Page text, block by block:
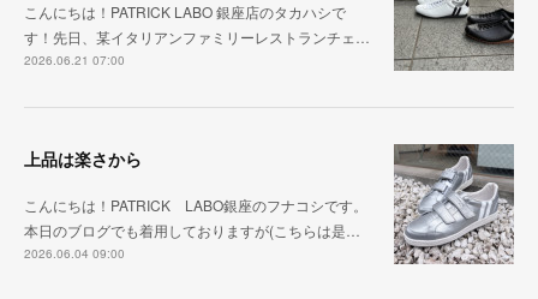
こんにちは！PATRICK LABO 銀座店のタカハシで
す！先日、某イタリアンファミリーレストランチェ…
2026.06.21 07:00
上品は楽さから
こんにちは！PATRICK LABO銀座のフナコシです。
本日のブログでも着用しておりますが(こちらは是…
2026.06.04 09:00